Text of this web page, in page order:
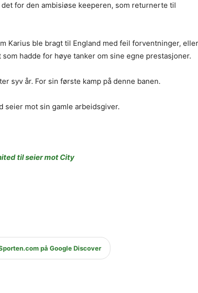
for den ambisiøse keeperen, som returnerte til
Karius ble bragt til England med feil forventninger, eller
hadde for høye tanker om sine egne prestasjoner.
syv år. For sin første kamp på denne banen.
seier mot sin gamle arbeidsgiver.
til seier mot City
på Google Discover